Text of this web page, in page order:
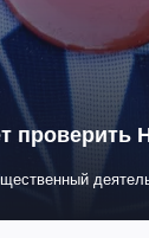
проверить